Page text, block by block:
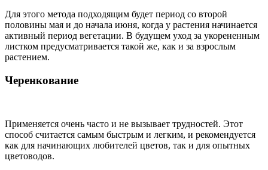
Для этого метода подходящим будет период со второй
половины мая и до начала июня, когда у растения начинается
активный период вегетации. В будущем уход за укорененным
листком предусматривается такой же, как и за взрослым
растением.
Черенкование
Применяется очень часто и не вызывает трудностей. Этот
способ считается самым быстрым и легким, и рекомендуется
как для начинающих любителей цветов, так и для опытных
цветоводов.